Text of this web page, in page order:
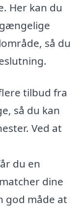
Her kan du
så du
tilbud fra
så du kan
Ved at
du en
dine
god måde at